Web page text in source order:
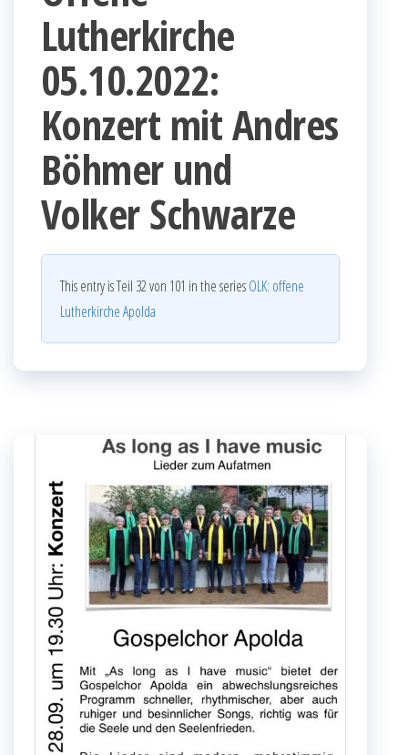
Lutherkirche
05.10.2022:
Konzert mit Andres
Böhmer und
Volker Schwarze
This entry is Teil 32 von 101 in the seriesOLK: offene
Lutherkirche Apolda